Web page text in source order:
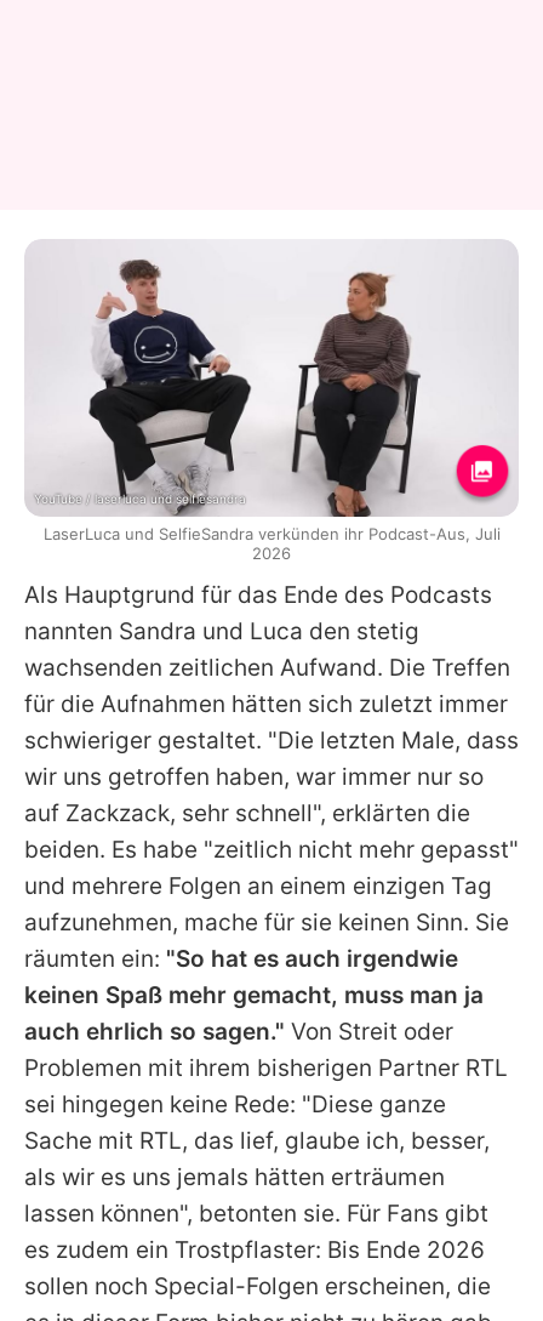
Als Hauptgrund für das Ende des Podcasts
nannten Sandra und Luca den stetig
wachsenden zeitlichen Aufwand. Die Treffen
für die Aufnahmen hätten sich zuletzt immer
schwieriger gestaltet. "Die letzten Male, dass
wir uns getroffen haben, war immer nur so
auf Zackzack, sehr schnell", erklärten die
beiden. Es habe "zeitlich nicht mehr gepasst"
und mehrere Folgen an einem einzigen Tag
aufzunehmen, mache für sie keinen Sinn. Sie
räumten ein: "So hat es auch irgendwie
keinen Spaß mehr gemacht, muss man ja
auch ehrlich so sagen." Von Streit oder
Problemen mit ihrem bisherigen Partner RTL
sei hingegen keine Rede: "Diese ganze
Sache mit RTL, das lief, glaube ich, besser,
als wir es uns jemals hätten erträumen
lassen können", betonten sie. Für Fans gibt
es zudem ein Trostpflaster: Bis Ende 2026
sollen noch Special-Folgen erscheinen, die
YouTube / laserluca und selfiesandra
LaserLuca und SelfieSandra verkünden ihr Podcast-Aus, Juli
2026